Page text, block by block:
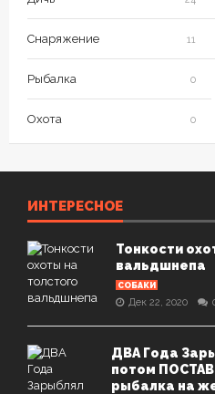
Снаряжение 11
Рыбалка 0
Охота 0
ИНТЕРЕСНОЕ
Тонкости
вальдшнепа
СОБАКИ
Дек 22, 2020
ДВА Года
потом
рыбалка на